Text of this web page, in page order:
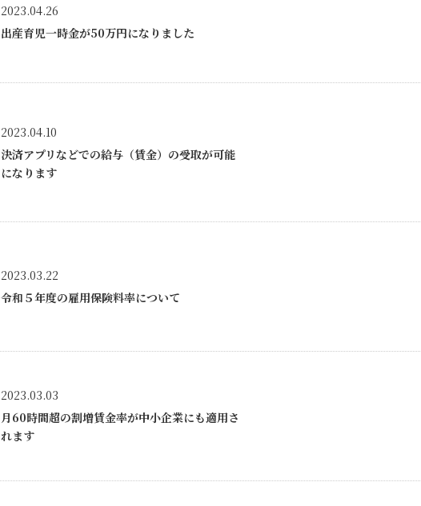
2023.04.26
出産育児一時金が50万円になりました
2023.04.10
決済アプリなどでの給与（賃金）の受取が可能
になります
2023.03.22
令和５年度の雇用保険料率について
2023.03.03
月60時間超の割増賃金率が中小企業にも適用さ
れます